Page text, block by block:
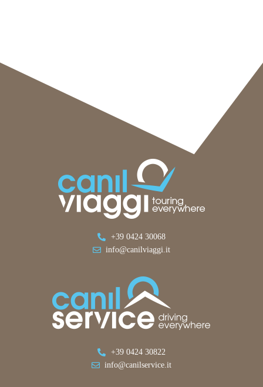
+39 0424 30068
info@canilviaggi.it
+39 0424 30822
info@canilservice.it